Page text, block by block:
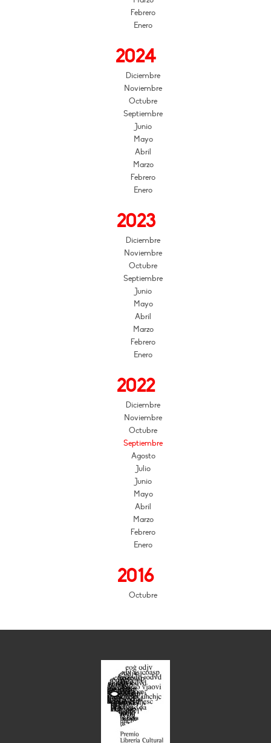
Febrero
Enero
2024
Diciembre
Noviembre
Octubre
Septiembre
Junio
Mayo
Abril
Marzo
Febrero
Enero
2023
Diciembre
Noviembre
Octubre
Septiembre
Junio
Mayo
Abril
Marzo
Febrero
Enero
2022
Diciembre
Noviembre
Octubre
Septiembre
Agosto
Julio
Junio
Mayo
Abril
Marzo
Febrero
Enero
2016
Octubre